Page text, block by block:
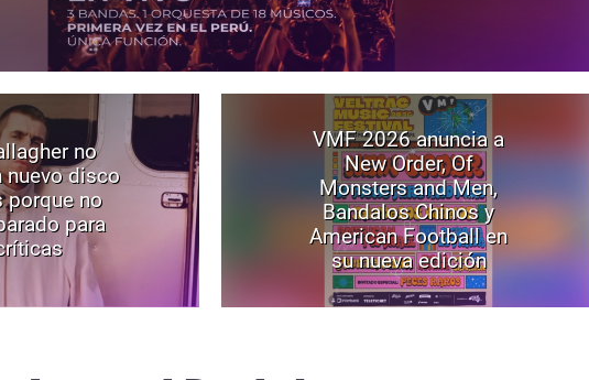
no
nuevo disco
porque no
para
VMF 2026 anuncia a
New Order, Of
Monsters and Men,
Bandalos Chinos y
American Football en
su nueva edición